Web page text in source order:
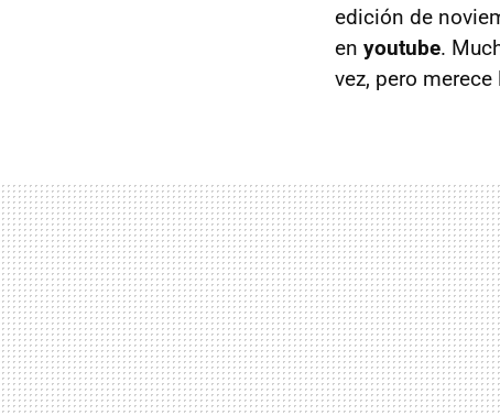
edición de
en youtube.
vez, pero